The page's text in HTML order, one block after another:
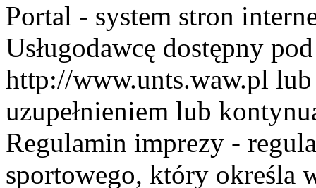
Portal - system stron
Usługodawcę dostępny
http://www.unts.waw.pl lub
uzupełnieniem lub
Regulamin imprezy -
sportowego, który określa